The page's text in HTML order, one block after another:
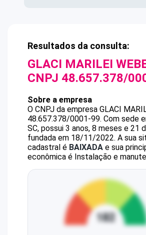
Resultados da consulta:
GLACI MARILEI
CNPJ 48.657.378/
Sobre a empresa
O CNPJ da empresa GLACI
48.657.378/0001-99. Com sede
SC, possui 3 anos, 8 meses e 21
fundada em 18/11/2022. A sua
cadastral é BAIXADA e sua
econômica é Instalação e